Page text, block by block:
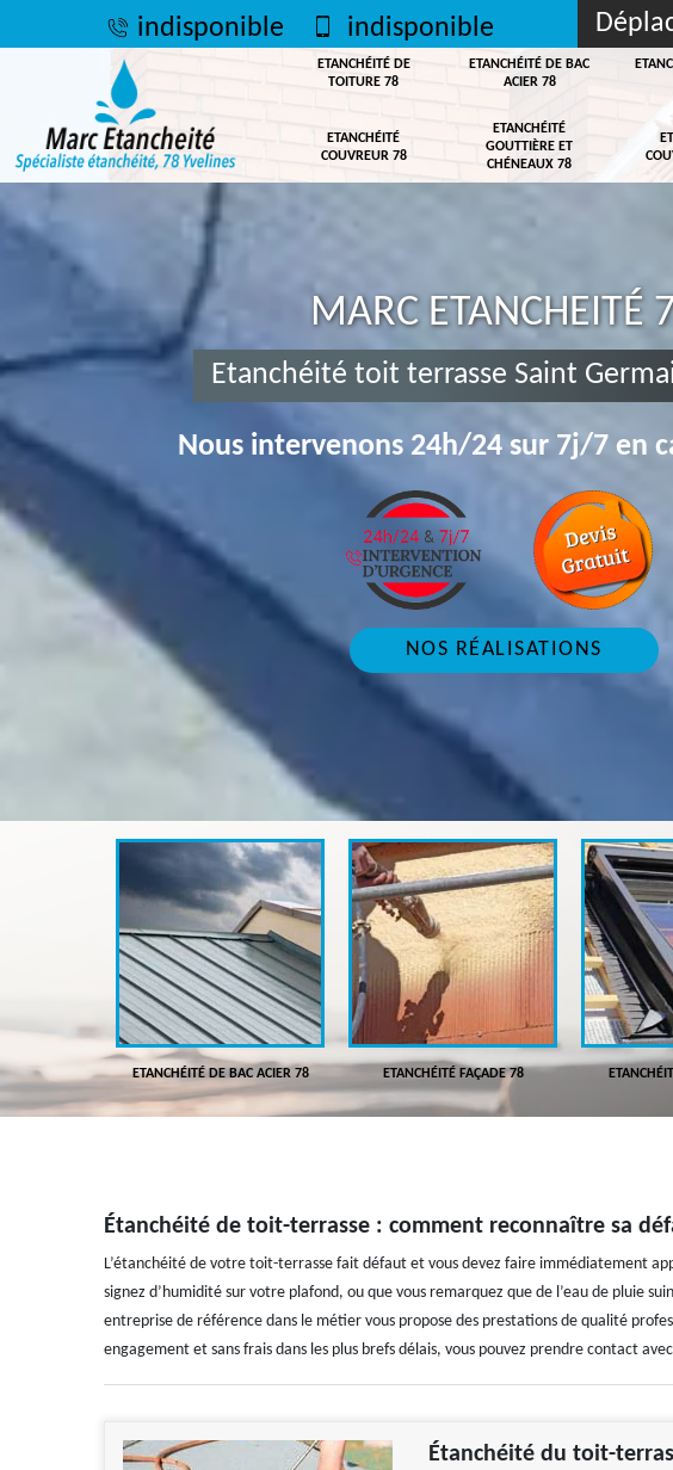
indisponible indisponible
ETANCHÉITÉ DE
TOITURE 78
ETANCHÉITÉ DE BAC
ACIER 78
ETANCHÉITÉ
COUVREUR 78
ETANCHÉITÉ
GOUTTIÈRE ET
CHÉNEAUX 78
MARC ETANCHEITÉ
Etanchéité toit terrasse Saint
Nous intervenons 24h/24 sur 7j/7 en
NOS RÉALISATIONS
78 ETANCHÉITÉ DE BAC ACIER 78 ETANCHÉITÉ FAÇADE 78
Étanchéité de toit-terrasse : comment reconnaître sa
L’étanchéité de votre toit-terrasse fait défaut et vous devez faire immédiatement
signez d’humidité sur votre plafond, ou que vous remarquez que de l’eau de pluie
entreprise de référence dans le métier vous propose des prestations de qualité
engagement et sans frais dans les plus brefs délais, vous pouvez prendre contact
Étanchéité du toit-